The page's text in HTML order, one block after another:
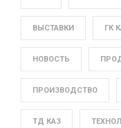
ВЫСТАВКИ ГК
НОВОСТЬ
ПРОИЗВОДСТВО
ТД КАЗ